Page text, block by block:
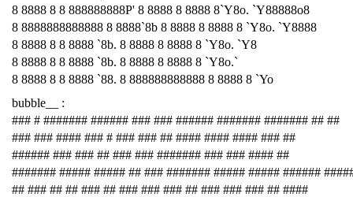
8 8888 8 8 888888888P' 8 8888 8 8888 8`Y8o. `Y88888o8
8 8888888888888 8 8888`8b 8 8888 8 8888 8 `Y8o. `Y8888
8 8888 8 8 8888 `8b. 8 8888 8 8888 8 `Y8o. `Y8
8 8888 8 8 8888 `8b. 8 8888 8 8888 8 `Y8o.`
8 8888 8 8 8888 `88. 8 888888888888 8 8888 8 `Yo
bubble__ :
### # ####### ###### ### ### ###### ####### ####### ## ##
### ### #### ### # ### ### ## #### #### #### ### ##
###### ### ### ## ### ### ####### ### ### #### ##
####### ##### ##### ## ### ####### ##### ##### ######
## ### ## ## ### ## ### ### ### ## ### ### ### ## ####